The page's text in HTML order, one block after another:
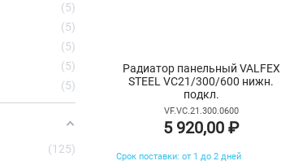
Радиатор панельный VALFEX
STEEL VC21/300/600 нижн.
подкл.
VF.VC.21.300.0600
5 920,00 ₽
Срок поставки: от 1 до 2 дней
5
5
5
5
5
125